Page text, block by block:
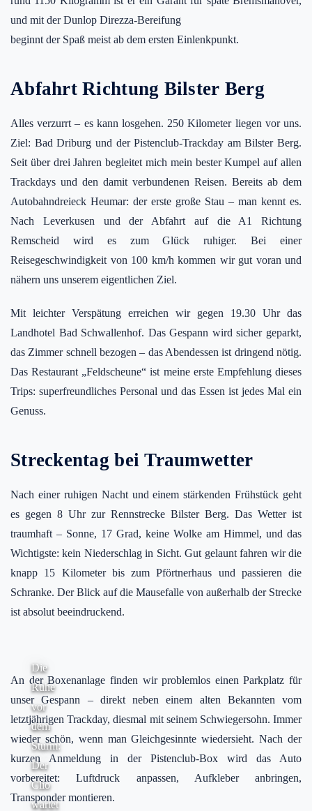
und mit der Dunlop Direzza-Bereifung
beginnt der Spaß meist ab dem ersten Einlenkpunkt.
Abfahrt Richtung Bilster Berg
Alles verzurrt – es kann losgehen. 250 Kilometer liegen vor uns.
Ziel: Bad Driburg und der Pistenclub-Trackday am Bilster Berg.
Seit über drei Jahren begleitet mich mein bester Kumpel auf allen
Trackdays und den damit verbundenen Reisen. Bereits ab dem
Autobahndreieck Heumar: der erste große Stau – man kennt es.
Nach Leverkusen und der Abfahrt auf die A1 Richtung
Remscheid wird es zum Glück ruhiger. Bei einer
Reisegeschwindigkeit von 100 km/h kommen wir gut voran und
nähern uns unserem eigentlichen Ziel.
Mit leichter Verspätung erreichen wir gegen 19.30 Uhr das
Landhotel Bad Schwallenhof. Das Gespann wird sicher geparkt,
das Zimmer schnell bezogen – das Abendessen ist dringend nötig.
Das Restaurant „Feldscheune“ ist meine erste Empfehlung dieses
Trips: superfreundliches Personal und das Essen ist jedes Mal ein
Genuss.
Streckentag bei Traumwetter
Nach einer ruhigen Nacht und einem stärkenden Frühstück geht
es gegen 8 Uhr zur Rennstrecke Bilster Berg. Das Wetter ist
traumhaft – Sonne, 17 Grad, keine Wolke am Himmel, und das
Wichtigste: kein Niederschlag in Sicht. Gut gelaunt fahren wir die
knapp 15 Kilometer bis zum Pförtnerhaus und passieren die
Schranke. Der Blick auf die Mausefalle von außerhalb der Strecke
ist absolut beeindruckend.
Die
Ruhe
vor
dem
Sturm:
Der
Clio
wartet
An der Boxenanlage finden wir problemlos einen Parkplatz für
unser Gespann – direkt neben einem alten Bekannten vom
letztjährigen Trackday, diesmal mit seinem Schwiegersohn. Immer
wieder schön, wenn man Gleichgesinnte wiedersieht. Nach der
kurzen Anmeldung in der Pistenclub-Box wird das Auto
vorbereitet: Luftdruck anpassen, Aufkleber anbringen,
Transponder montieren.